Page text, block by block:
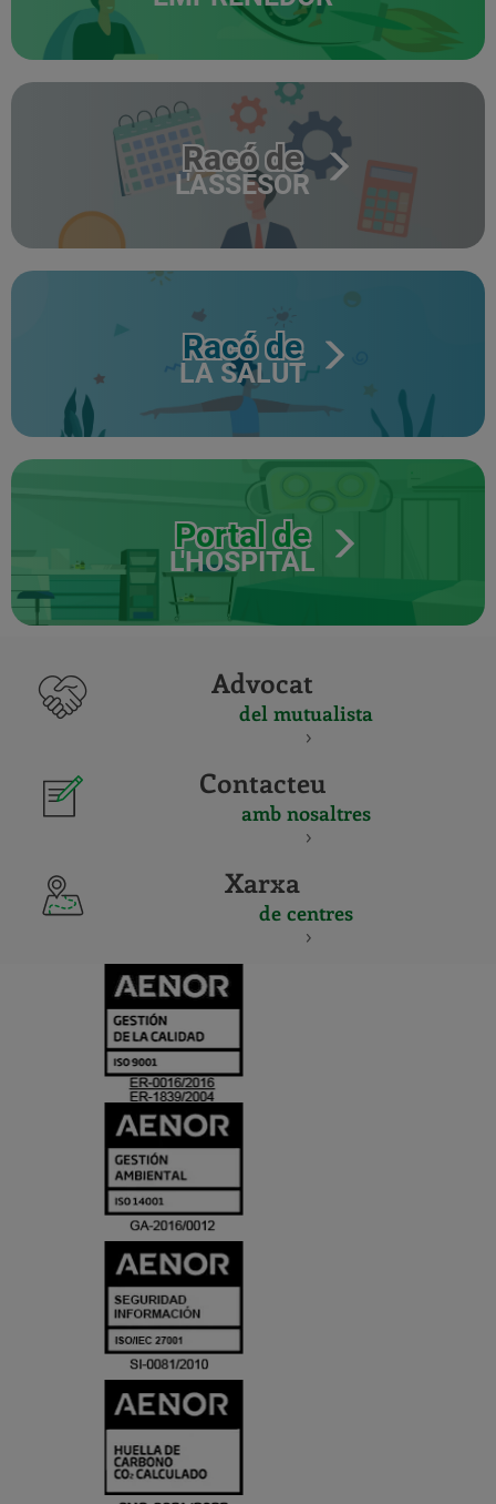
Racó de
L'ASSESOR
Racó de
LA SALUT
Portal de
L'HOSPITAL
Advocat
del mutualista
Contacteu
amb nosaltres
Xarxa
de centres